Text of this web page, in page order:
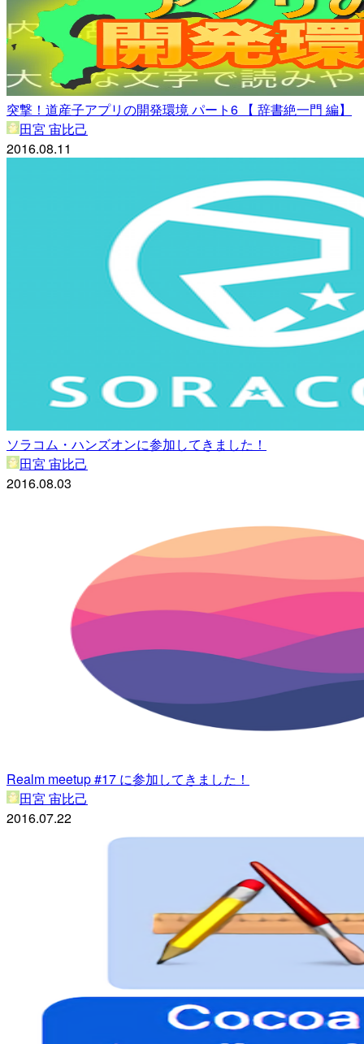
突撃！道産子アプリの開発環境 パート6 【 辞書絶一門 編】
田宮 宙比己
2016.08.11
ソラコム・ハンズオンに参加してきました！
田宮 宙比己
2016.08.03
Realm meetup #17 に参加してきました！
田宮 宙比己
2016.07.22